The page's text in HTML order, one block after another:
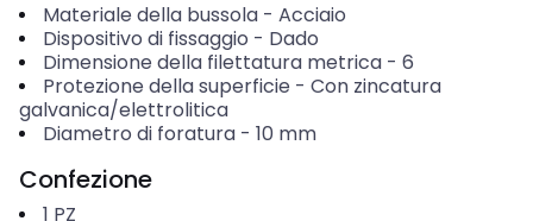
Materiale della bussola- Acciaio
Dispositivo di fissaggio - Dado
Dimensione della filettatura metrica- 6
Protezione della superficie - Con zincatura
galvanica/elettrolitica
Diametro di foratura- 10 mm
Confezione
1 PZ